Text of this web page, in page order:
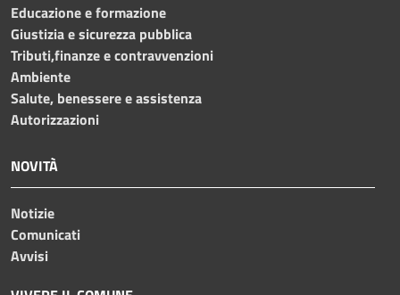
Educazione e formazione
Giustizia e sicurezza pubblica
Tributi,finanze e contravvenzioni
Ambiente
Salute, benessere e assistenza
Autorizzazioni
NOVITÀ
Notizie
Comunicati
Avvisi